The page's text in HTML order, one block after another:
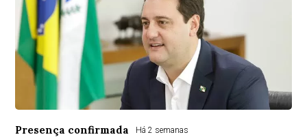
Presença confirmada Há 2 semanas